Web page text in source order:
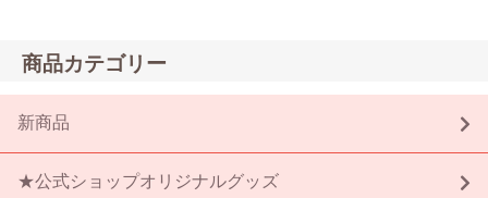
商品カテゴリー
新商品
★公式ショップオリジナルグッズ